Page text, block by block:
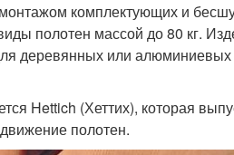
комплектующих и
полотен массой до 80 кг.
деревянных или алюминиевых
Hettich (Хеттих), которая
полотен.